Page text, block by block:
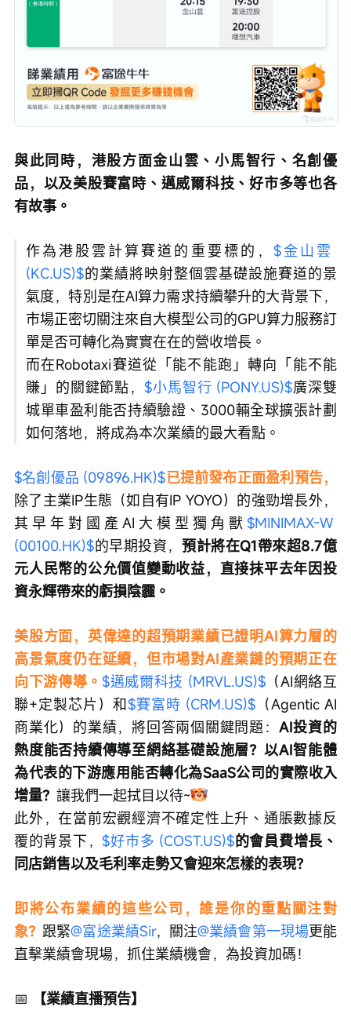
與此同時，港股方面金山雲、小馬智行、名創優
品，以及美股賽富時、邁威爾科技、好市多等也各
有故事。
作為港股雲計算賽道的重要標的， $金山雲
(KC.US)$的業績將映射整個雲基礎設施賽道的景
氣度，特別是在AI算力需求持續攀升的大背景下，
市場正密切關注來自大模型公司的GPU算力服務訂
單是否可轉化為實實在在的營收增長。
而在Robotaxi賽道從「能不能跑」轉向「能不能
賺」的關鍵節點，$小馬智行 (PONY.US)$廣深雙
城單車盈利能否持續驗證、3000輛全球擴張計劃
如何落地，將成為本次業績的最大看點。
$名創優品 (09896.HK)$已提前發布正面盈利預告，
除了主業IP生態（如自有IP YOYO）的強勁增長外，
其早年對國產AI大模型獨角獸 $MINIMAX-W
(00100.HK)$的早期投資， 預計將在Q1帶來超8.7億
元人民幣的公允價值變動收益，直接抹平去年因投
資永輝帶來的虧損陰霾。
美股方面，英偉達的超預期業績已證明AI算力層的
高景氣度仍在延續，但市場對AI產業鏈的預期正在
向下游傳導。 $邁威爾科技 (MRVL.US)$（AI網絡互
聯+定製芯片）和$賽富時 (CRM.US)$ （Agentic AI
商業化）的業績，將回答兩個關鍵問題： AI投資的
熱度能否持續傳導至網絡基礎設施層？以AI智能體
為代表的下游應用能否轉化為SaaS公司的實際收入
增量？ 讓我們一起拭目以待~
此外，在當前宏觀經濟不確定性上升、通脹數據反
覆的背景下，$好市多 (COST.US)$的會員費增長、
同店銷售以及毛利率走勢又會迎來怎樣的表現？
即將公布業績的這些公司，誰是你的重點關注對
象？ 跟緊@富途業績Sir，關注@業績會第一現場更能
直擊業績會現場，抓住業績機會，為投資加碼！
📅 【業績直播預告】